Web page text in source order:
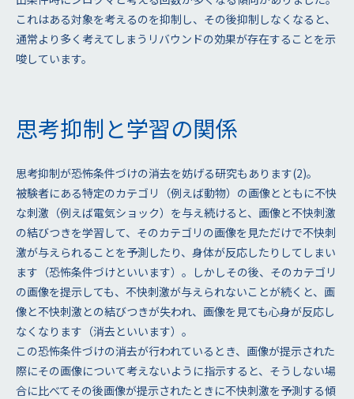
これはある対象を考えるのを抑制し、その後抑制しなくなると、
通常より多く考えてしまうリバウンドの効果が存在することを示
唆しています。
思考抑制と学習の関係
思考抑制が恐怖条件づけの消去を妨げる研究もあります(2)。
被験者にある特定のカテゴリ（例えば動物）の画像とともに不快
な刺激（例えば電気ショック）を与え続けると、画像と不快刺激
の結びつきを学習して、そのカテゴリの画像を見ただけで不快刺
激が与えられることを予測したり、身体が反応したりしてしまい
ます（恐怖条件づけといいます）。しかしその後、そのカテゴリ
の画像を提示しても、不快刺激が与えられないことが続くと、画
像と不快刺激との結びつきが失われ、画像を見ても心身が反応し
なくなります（消去といいます）。
この恐怖条件づけの消去が行われているとき、画像が提示された
際にその画像について考えないように指示すると、そうしない場
合に比べてその後画像が提示されたときに不快刺激を予測する傾